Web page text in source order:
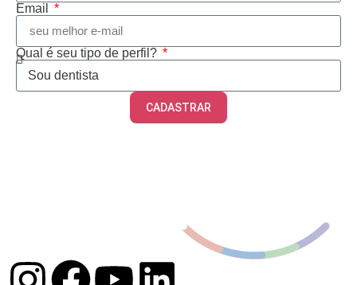
Email
Qual é seu tipo de perfil?
CADASTRAR